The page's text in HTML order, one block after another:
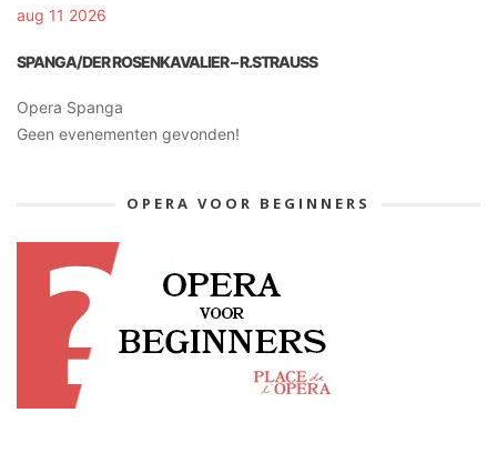
aug 11 2026
SPANGA/DER ROSENKAVALIER – R.STRAUSS
Opera Spanga
Geen evenementen gevonden!
OPERA VOOR BEGINNERS